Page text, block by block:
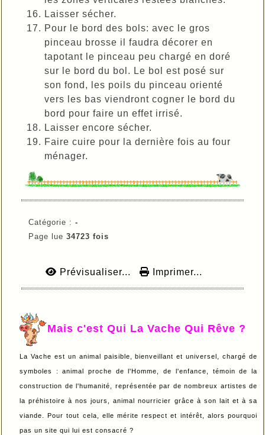
Laisser sécher.
Pour le bord des bols: avec le gros
pinceau brosse il faudra décorer en
tapotant le pinceau peu chargé en doré
sur le bord du bol. Le bol est posé sur
son fond, les poils du pinceau orienté
vers les bas viendront cogner le bord du
bord pour faire un effet irrisé.
Laisser encore sécher.
Faire cuire pour la dernière fois au four
ménager.
Catégorie : -
Page lue 34723 fois
Prévisualiser... Imprimer...
Mais c'est Qui La Vache Qui Rêve ?
La Vache est un animal paisible, bienveillant et universel, chargé de
symboles : animal proche de l'Homme, de l'enfance, témoin de la
construction de l'humanité, représentée par de nombreux artistes de
la préhistoire à nos jours, animal nourricier grâce à son lait et à sa
viande. Pour tout cela, elle mérite respect et intérêt, alors pourquoi
pas un site qui lui est consacré ?